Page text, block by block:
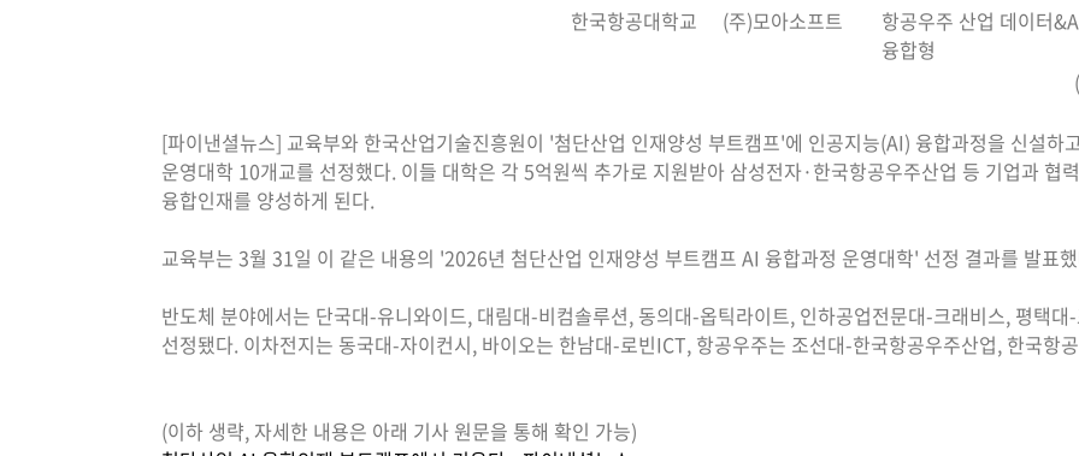
한국항공대학교 (주)모아소프트
항공우주 산업 데이터
융합형
[파이낸셜뉴스] 교육부와 한국산업기술진흥원이 '첨단산업 인재양성 부트캠프'에 인공지능(AI) 융합과정을 신설하
운영대학 10개교를 선정했다. 이들 대학은 각 5억원씩 추가로 지원받아 삼성전자·한국항공우주산업 등 기업과 협
융합인재를 양성하게 된다.
교육부는 3월 31일 이 같은 내용의 '2026년 첨단산업 인재양성 부트캠프 AI 융합과정 운영대학' 선정 결과를 발표
반도체 분야에서는 단국대-유니와이드, 대림대-비컴솔루션, 동의대-옵틱라이트, 인하공업전문대-크래비스, 평택
선정됐다. 이차전지는 동국대-자이컨시, 바이오는 한남대-로빈ICT, 항공우주는 조선대-한국항공우주산업, 한국항
(이하 생략, 자세한 내용은 아래 기사 원문을 통해 확인 가능)